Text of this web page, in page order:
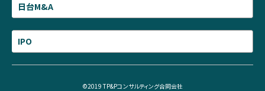
日台M&A
IPO
©2019 TP&Pコンサルティング合同会社